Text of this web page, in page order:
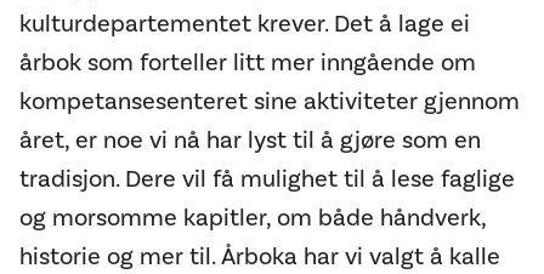
kulturdepartementet krever. Det å lage ei
årbok som forteller litt mer inngående om
kompetansesenteret sine aktiviteter gjennom
året, er noe vi nå har lyst til å gjøre som en
tradisjon. Dere vil få mulighet til å lese faglige
og morsomme kapitler, om både håndverk,
historie og mer til. Årboka har vi valgt å kalle